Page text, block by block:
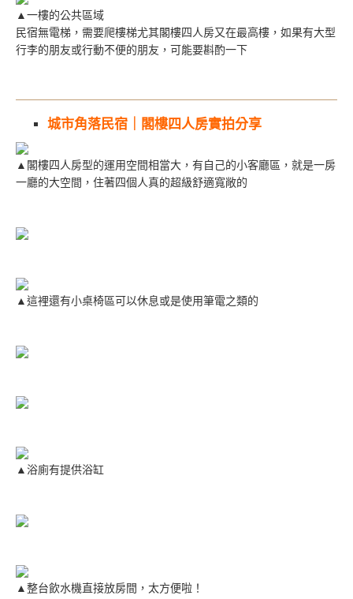
▲一樓的公共區域
民宿無電梯，需要爬樓梯尤其閣樓四人房又在最高樓，如果有大型
行李的朋友或行動不便的朋友，可能要斟酌一下
城市角落民宿｜閣樓四人房實拍分享
▲閣樓四人房型的運用空間相當大，有自己的小客廳區，就是一房
一廳的大空間，住著四個人真的超級舒適寬敞的
▲這裡還有小桌椅區可以休息或是使用筆電之類的
▲浴廁有提供浴缸
▲整台飲水機直接放房間，太方便啦！